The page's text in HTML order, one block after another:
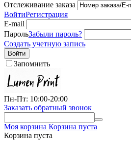
Отслеживание заказа
ВойтиРегистрация
E-mail
ПарольЗабыли пароль?
Создать учетную запись
Войти
Запомнить
Пн-Пт: 10:00-20:00
Заказать обратный звонок
Моя корзина Корзина пуста
Корзина пуста